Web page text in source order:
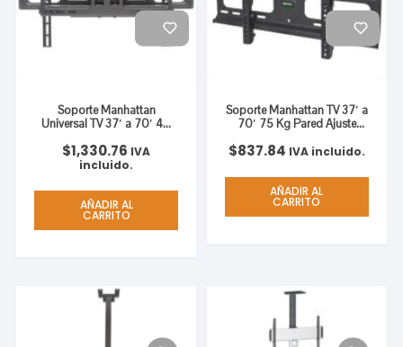
Soporte Manhattan
Universal TV 37′ a 70′ 40
Completo Curvas/Planas
Color Negro
$1,330.76 IVA
incluido.
AÑADIR AL
CARRITO
Soporte Manhattan TV 37′ a
70′ 75 Kg Pared Ajuste
$837.84 IVA incluido.
AÑADIR AL
CARRITO